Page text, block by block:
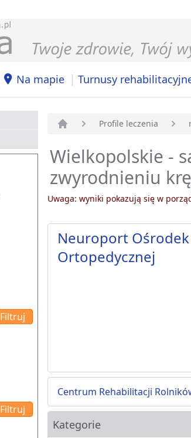
Na mapie | Turnusy
Profile leczenia
Wielkopolskie -
zwyrodnieniu
Uwaga: wyniki pokazują się w
Neuroport
Ortopedycznej
Centrum Rehabilitacji
Kategorie